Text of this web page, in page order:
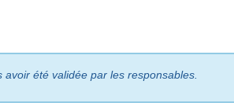
été validée par les responsables.